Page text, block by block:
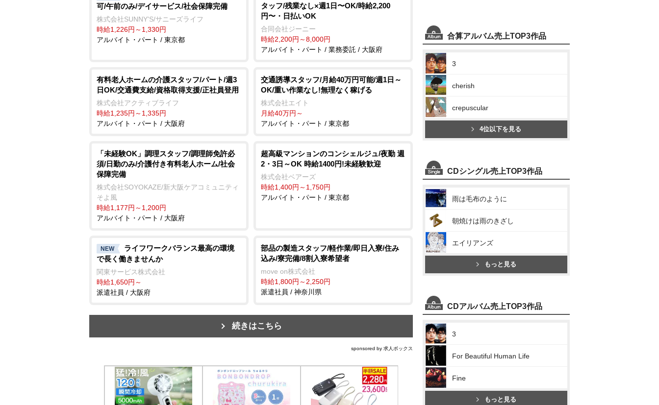
可/午前のみ/デイサービス/社会保障完備
株式会社SUNNY'S/サニーズライフ
時給1,226円～1,330円
アルバイト・パート / 東京都
タッフ/残業なし×週1日〜OK/時給2,200
円〜・日払いOK
合同会社ジーニー
時給2,200円～8,000円
アルバイト・パート / 業務委託 / 大阪府
有料老人ホームの介護スタッフ/パート/週3
日OK/交通費支給/資格取得支援/正社員登用
株式会社アクティブライフ
時給1,235円～1,335円
アルバイト・パート / 大阪府
交通誘導スタッフ/月給40万円可能/週1日～
OK/重い作業なし!無理なく稼げる
株式会社エイト
月給40万円～
アルバイト・パート / 東京都
「未経験OK」調理スタッフ/調理師免許必
須/日勤のみ/介護付き有料老人ホーム/社会
保障完備
株式会社SOYOKAZE/新大阪ケアコミュニティ
そよ風
時給1,177円～1,200円
アルバイト・パート / 大阪府
超高級マンションのコンシェルジュ/夜勤 週
2・3日～OK 時給1400円!未経験歓迎
株式会社ベアーズ
時給1,400円～1,750円
アルバイト・パート / 東京都
NEW
ライフワークバランス最高の環境
で長く働きませんか
関東サービス株式会社
時給1,650円～
派遣社員 / 大阪府
部品の製造スタッフ/軽作業/即日入寮/住み
込み/寮完備/8割入寮希望者
move on株式会社
時給1,800円～2,250円
派遣社員 / 神奈川県
続きはこちら
sponsored by 求人ボックス
合算アルバム売上TOP3作品
3
cherish
crepuscular
4位以下を見る
CDシングル売上TOP3作品
雨は毛布のように
朝焼けは雨のきざし
エイリアンズ
もっと見る
CDアルバム売上TOP3作品
3
For Beautiful Human Life
Fine
もっと見る